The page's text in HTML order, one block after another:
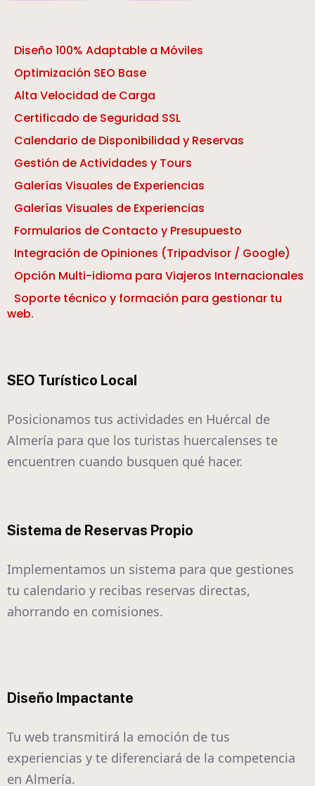
Diseño 100% Adaptable a Móviles
Optimización SEO Base
Alta Velocidad de Carga
Certificado de Seguridad SSL
Calendario de Disponibilidad y Reservas
Gestión de Actividades y Tours
Galerías Visuales de Experiencias
Galerías Visuales de Experiencias
Formularios de Contacto y Presupuesto
Integración de Opiniones (Tripadvisor / Google)
Opción Multi-idioma para Viajeros Internacionales
Soporte técnico y formación para gestionar tu
web.
SEO Turístico Local
Posicionamos tus actividades en Huércal de
Almería para que los turistas huercalenses te
encuentren cuando busquen qué hacer.
Sistema de Reservas Propio
Implementamos un sistema para que gestiones
tu calendario y recibas reservas directas,
ahorrando en comisiones.
Diseño Impactante
Tu web transmitirá la emoción de tus
experiencias y te diferenciará de la competencia
en Almería.